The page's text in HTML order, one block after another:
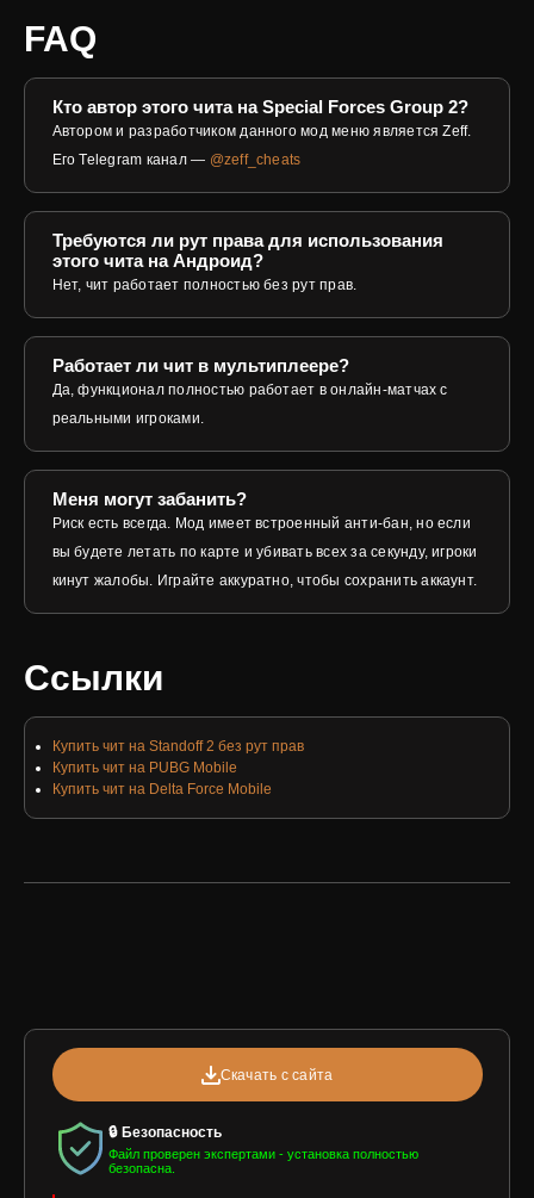
FAQ
Кто автор этого чита на Special Forces Group 2?
Автором и разработчиком данного мод меню является Zeff.
Его Telegram канал — @zeff_cheats
Требуются ли рут права для использования
этого чита на Андроид?
Нет, чит работает полностью без рут прав.
Работает ли чит в мультиплеере?
Да, функционал полностью работает в онлайн-матчах с
реальными игроками.
Меня могут забанить?
Риск есть всегда. Мод имеет встроенный анти-бан, но если
вы будете летать по карте и убивать всех за секунду, игроки
кинут жалобы. Играйте аккуратно, чтобы сохранить аккаунт.
Ссылки
Купить чит на Standoff 2 без рут прав
Купить чит на PUBG Mobile
Купить чит на Delta Force Mobile
Скачать с сайта
🔒 Безопасность
Файл проверен экспертами - установка полностью
безопасна.